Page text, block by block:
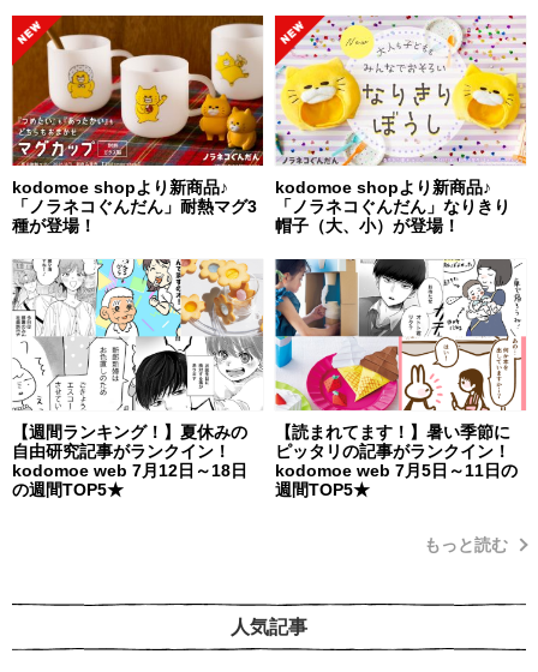
kodomoe shopより新商品♪
「ノラネコぐんだん」耐熱マグ3
種が登場！
kodomoe shopより新商品♪
「ノラネコぐんだん」なりきり
帽子（大、小）が登場！
【週間ランキング！】夏休みの
自由研究記事がランクイン！
kodomoe web 7月12日～18日
の週間TOP5★
【読まれてます！】暑い季節に
ピッタリの記事がランクイン！
kodomoe web 7月5日～11日の
週間TOP5★
もっと読む
人気記事